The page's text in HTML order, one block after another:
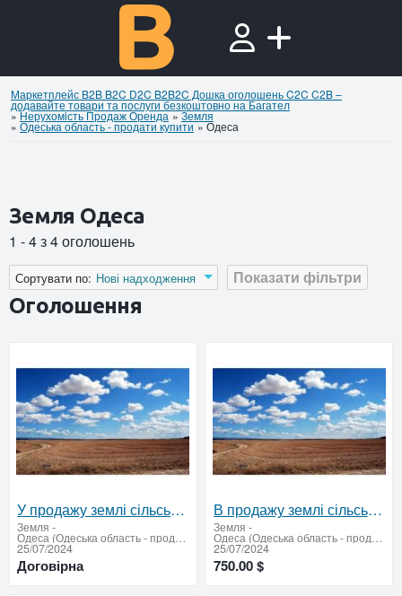
Маркетплейс B2B B2C D2C B2B2C Дошка оголошень C2C C2B –
додавайте товари та послуги безкоштовно на Багател
»Нерухомiсть Продаж Оренда »Земля
» Одеська область - продати купити »Одеса
Земля Одеса
1 - 4 з 4 оголошень
Показати фільтри
Сортувати по: Нові надходження
Оголошення
У продажу землі сільськогосподарського призначення СГ по всій Україні
Земля -
Одеса (Одеська область - продати купити)
25/07/2024
Договірна
В продажу землі сільськогосподарського призначення в Одеській області
Земля -
Одеса (Одеська область - продати купити)
25/07/2024
750.00 $